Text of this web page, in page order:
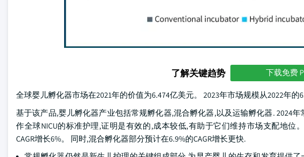
了解关键趋势 下载免费
全球婴儿孵化器市场在2021年的价值为6.474亿美元。 2023年市场规模从2022年的
基于该产品,婴儿孵化器产业包括常规孵化器,混合孵化器,以及运输孵化器. 2024
作全球NICU的标准护理,证明是有效的,成本较低,有助于它们维持市场支配地位
CAGR增长6%。 同时,混合孵化器部分预计在6.9%的CAGR增长更快.